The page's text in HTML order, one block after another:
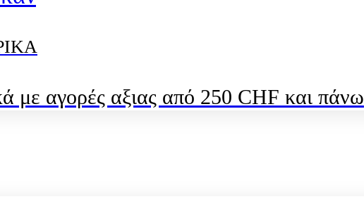
με αγορές αξιας από 250 CHF και πάνω